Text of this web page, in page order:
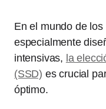
En el mundo de
especialmente
intensivas, la
(SSD) es crucial
óptimo.